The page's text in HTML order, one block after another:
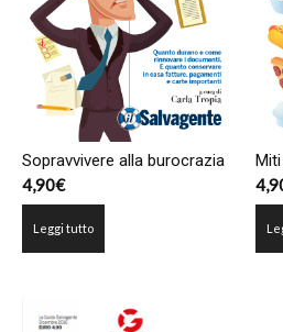
Sopravvivere alla burocrazia
4,90€
Leggi tutto